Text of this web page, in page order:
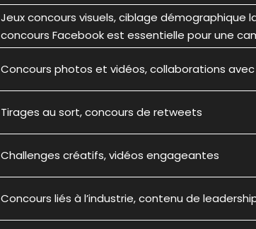
Jeux concours visuels, ciblage démographique
concours Facebook est essentielle pour une
Concours photos et vidéos, collaborations
Tirages au sort, concours de retweets
Challenges créatifs, vidéos engageantes
Concours liés à l’industrie, contenu de